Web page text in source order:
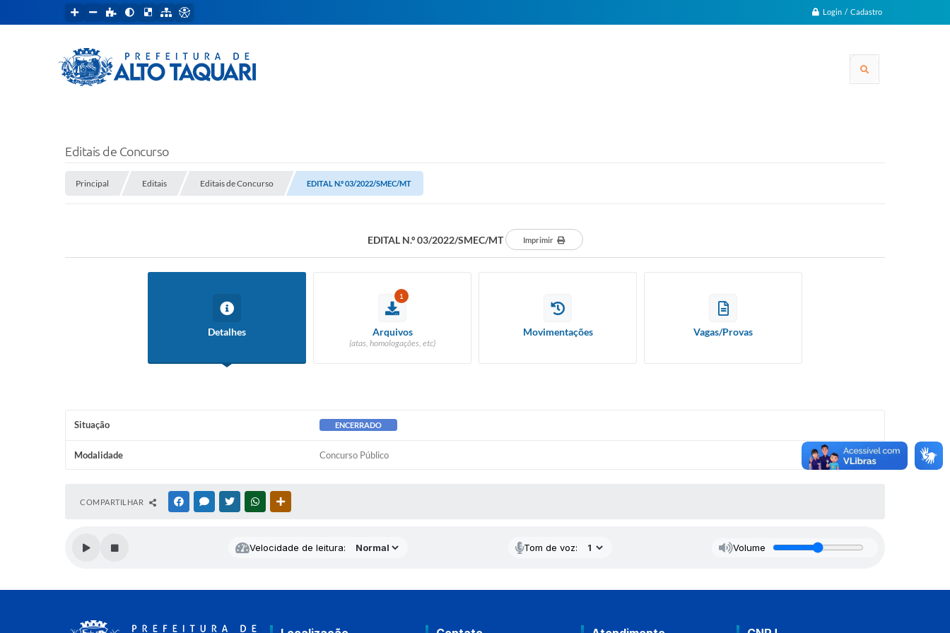
Login / Cadastro
Editais de Concurso
Principal Editais Editais de Concurso EDITAL N.º 03/2022/SMEC/MT
EDITAL N.º 03/2022/SMEC/MT Imprimir
Detalhes
1
Arquivos
(atas, homologações, etc)
Movimentações Vagas/Provas
Situação ENCERRADO
Modalidade Concurso Público
COMPARTILHAR FACEBOOKMESSENGER
TWITTERWHATSAPP
Velocidade de leitura: Tom de voz: Volume